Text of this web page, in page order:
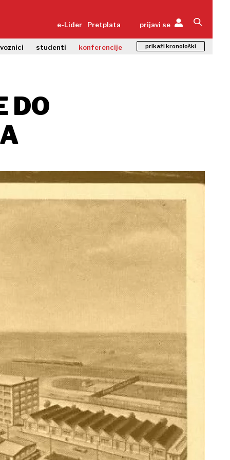
e-Lider Pretplata prijavi se
studenti konferencije prikaži kronološki
DO